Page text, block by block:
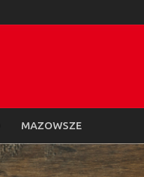
MAZOWSZE